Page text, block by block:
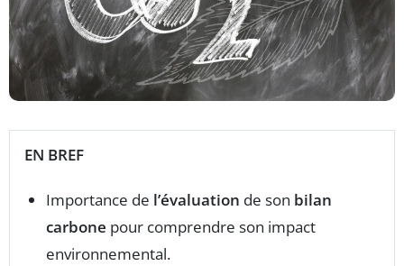
EN BREF
Importance de l’évaluation de son bilan
carbone pour comprendre son impact
environnemental.